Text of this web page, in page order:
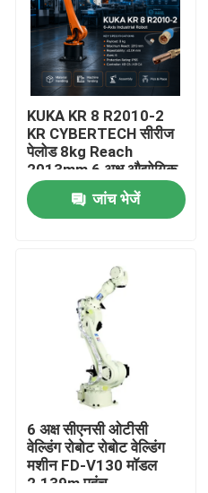
KUKA KR 8 R2010-2
KR CYBERTECH सीरीज
पेलोड 8kg Reach
2013mm 6 अक्ष औद्योगिक
रोबोट TBi RM2 रोबोट
वेल्डिंग टॉर्च जांच भेजें
6 अक्ष सीएनसी ओटीसी
वेल्डिंग रोबोट रोबोट वेल्डिंग
मशीन FD-V130 मॉडल
2.139m पहुंच